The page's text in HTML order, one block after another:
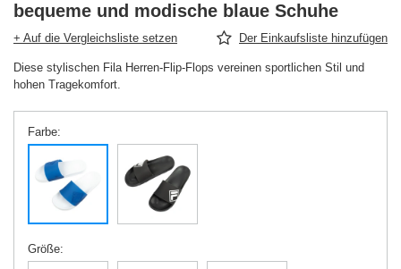
bequeme und modische blaue Schuhe
+ Auf die Vergleichsliste setzen Der Einkaufsliste hinzufügen
Diese stylischen Fila Herren-Flip-Flops vereinen sportlichen Stil und
hohen Tragekomfort.
Farbe
Größe